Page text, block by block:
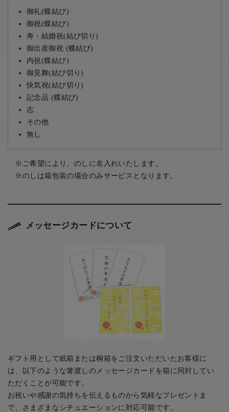
御礼(蝶結び)
御祝(蝶結び)
寿・結婚祝(結び切り)
御出産御祝 (蝶結び)
内祝(蝶結び)
御見舞(結び切り)
快気祝(結び切り)
記念品 (蝶結び)
志
その他
無し
ご希望により、のしに名入れいたします。
のしは箱包装の場合のみサービスとなります。
メッセージカードについて
ギフト用として紙箱または桐箱をご注文いただいたお客様に
は、以下のような箸渡しのメッセージカードを箱に同封してい
ただくことが可能です。
お祝いや感謝の気持ちを伝えるものから気軽なプレゼントま
で、さまざまなシチュエーションに対応可能です。